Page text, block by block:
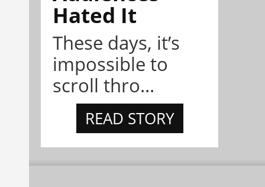
Hated It
These days, it’s
impossible to
scroll thro...
READ STORY